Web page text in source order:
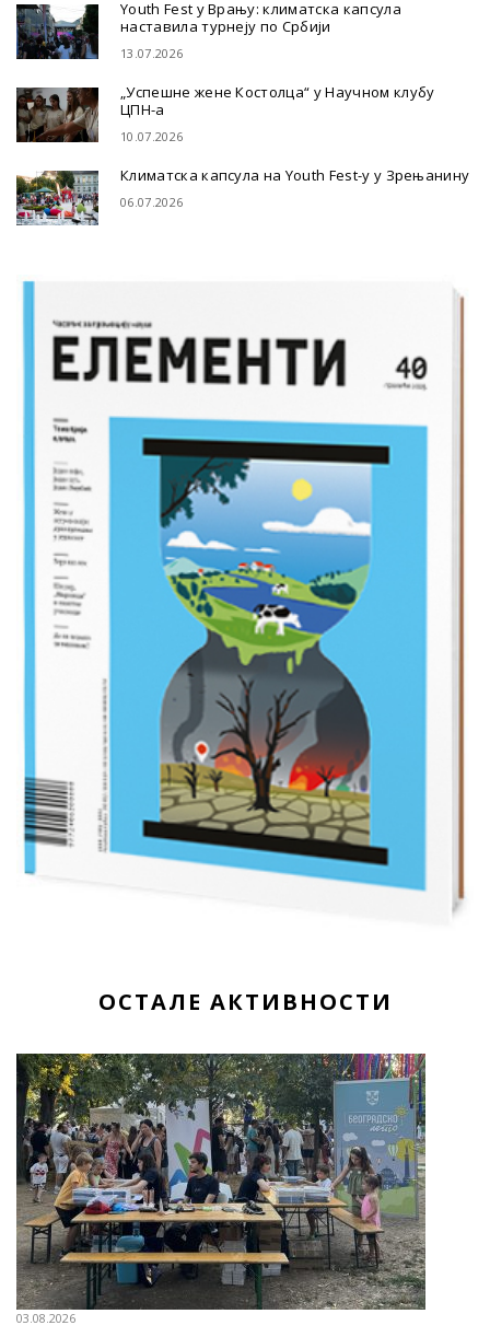
Youth Fest у Врању: климатска капсула
наставила турнеју по Србији
13.07.2026
„Успешне жене Костолца“ у Научном клубу
ЦПН-а
10.07.2026
Климатска капсула на Youth Fest-у у Зрењанину
06.07.2026
ОСТАЛЕ АКТИВНОСТИ
03.08.2026